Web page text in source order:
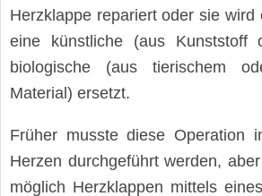
Herzklappe repariert oder sie wird
eine künstliche (aus Kunststoff
biologische (aus tierischem
Material) ersetzt.
Früher musste diese Operation
Herzen durchgeführt werden,
möglich Herzklappen mittels